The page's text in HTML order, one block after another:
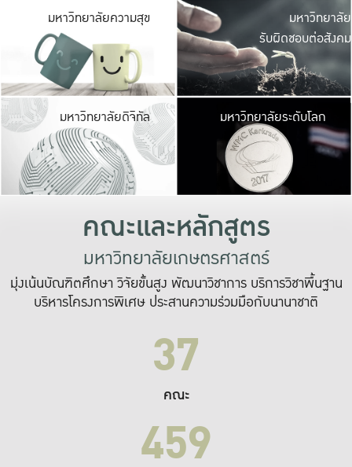
มหาวิทยาลัยความสุข มหาวิ
ค
เปิดประ
และพบเรื่องราวใ
มหาวิทยาลัย
รับผิดชอบต่อสังคม
มหาวิทยาลัยดิจิทัล มหาวิ
เปลี่ยนแปลง แล
เพื่อทำง
ระบบสารสนเทศ
มหาวิทยาลัยระดับโลก
คณะและหลักสูตร
มหาวิทยาลัยเกษตรศาสตร์
มุ่งเน้นบัณฑิตศึกษา วิจัยขั้นสูง พัฒนาวิชาการ บริการวิชาพื้นฐาน
บริหารโครงการพิเศษ ประสานความร่วมมือกับนานาชาติ
37
คณะ
459